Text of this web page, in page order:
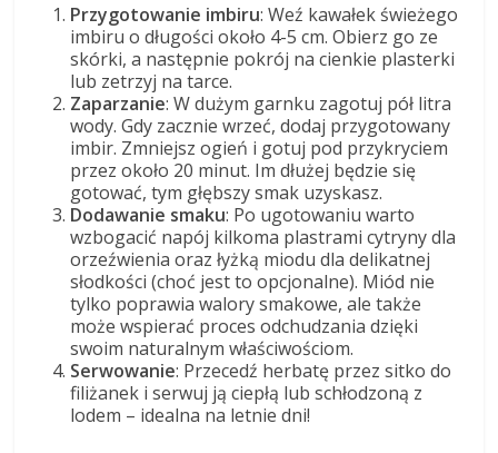
Przygotowanie imbiru: Weź kawałek świeżego
imbiru o długości około 4-5 cm. Obierz go ze
skórki, a następnie pokrój na cienkie plasterki
lub zetrzyj na tarce.
Zaparzanie: W dużym garnku zagotuj pół litra
wody. Gdy zacznie wrzeć, dodaj przygotowany
imbir. Zmniejsz ogień i gotuj pod przykryciem
przez około 20 minut. Im dłużej będzie się
gotować, tym głębszy smak uzyskasz.
Dodawanie smaku: Po ugotowaniu warto
wzbogacić napój kilkoma plastrami cytryny dla
orzeźwienia oraz łyżką miodu dla delikatnej
słodkości (choć jest to opcjonalne). Miód nie
tylko poprawia walory smakowe, ale także
może wspierać proces odchudzania dzięki
swoim naturalnym właściwościom.
Serwowanie: Przecedź herbatę przez sitko do
filiżanek i serwuj ją ciepłą lub schłodzoną z
lodem – idealna na letnie dni!